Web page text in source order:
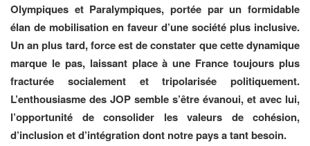
Olympiques et Paralympiques, portée par un formidable
élan de mobilisation en faveur d’une société plus inclusive.
Un an plus tard, force est de constater que cette dynamique
marque le pas, laissant place à une France toujours plus
fracturée socialement et tripolarisée politiquement.
L’enthousiasme des JOP semble s’être évanoui, et avec lui,
l’opportunité de consolider les valeurs de cohésion,
d’inclusion et d’intégration dont notre pays a tant besoin.